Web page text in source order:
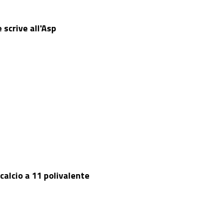
scrive all'Asp
a 11 polivalente